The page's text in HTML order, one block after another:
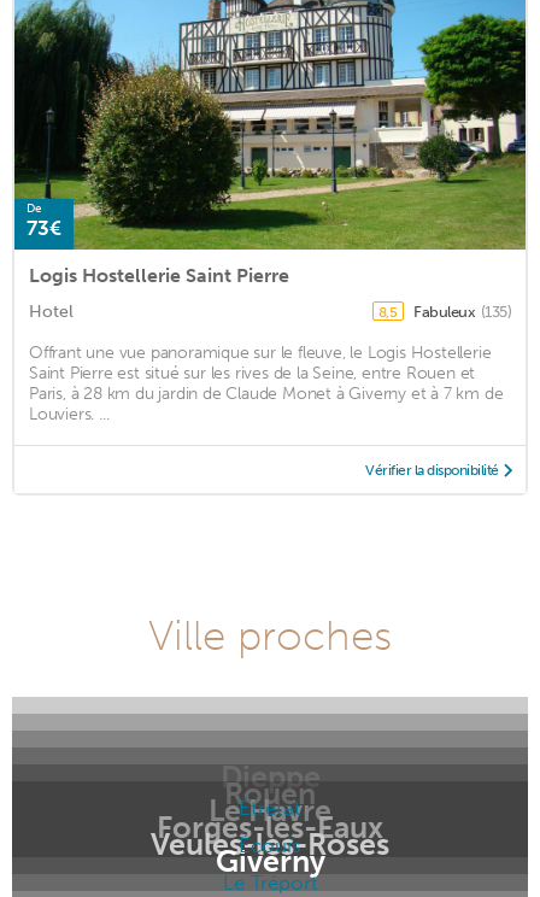
De
73€
Logis Hostellerie Saint Pierre
Hotel 8,5 Fabuleux (135)
Offrant une vue panoramique sur le fleuve, le Logis Hostellerie
Saint Pierre est situé sur les rives de la Seine, entre Rouen et
Paris, à 28 km du jardin de Claude Monet à Giverny et à 7 km de
Louviers. ...
Vérifier la disponibilité
Ville proches
Dieppe
Rouen
Le Havre
Forges-les-Eaux
Veules-les-Roses
Giverny
Étretat
Écouis
Le Tréport